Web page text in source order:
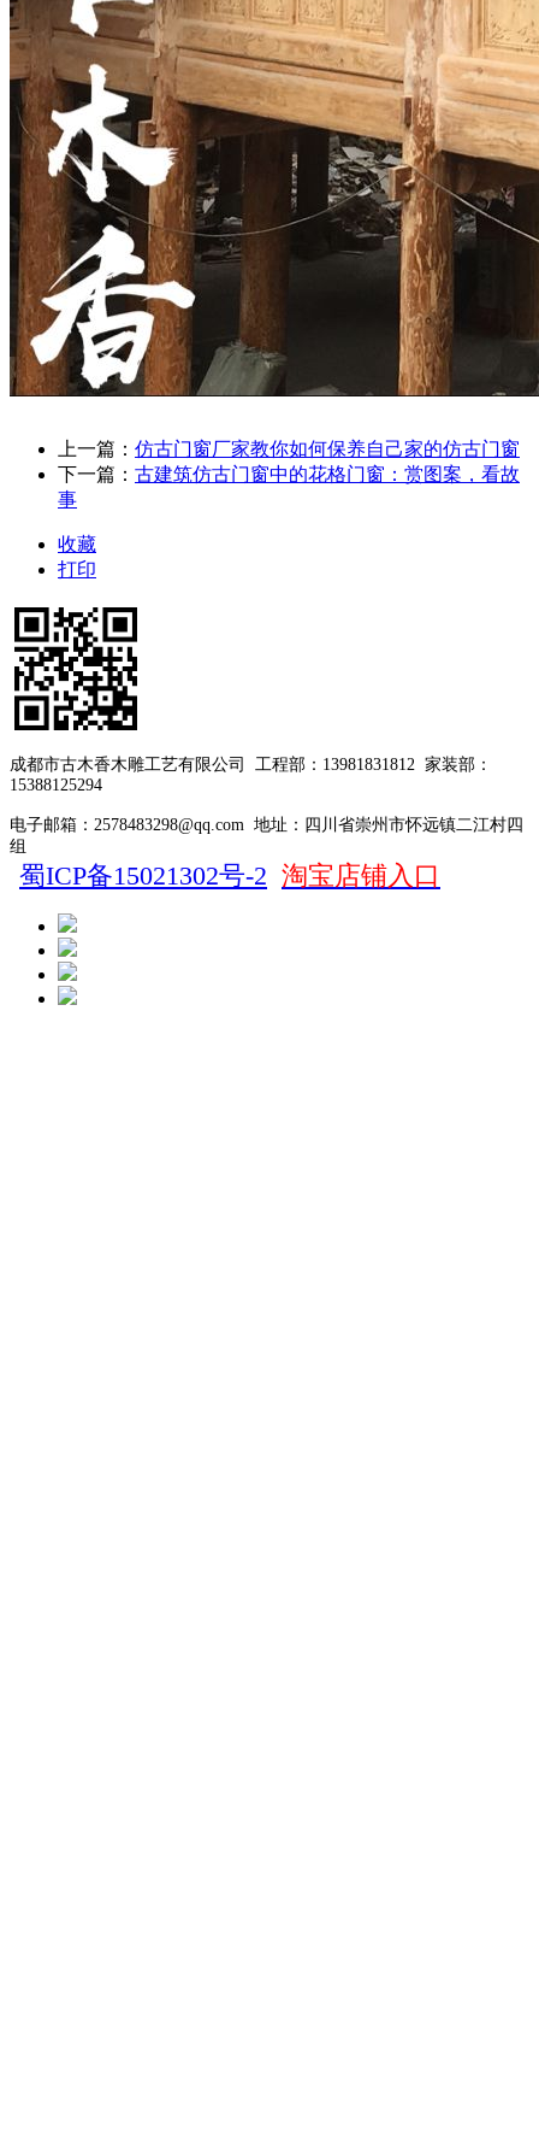
上一篇： 仿古门窗厂家教你如何保养自己家的仿古门窗
下一篇： 古建筑仿古门窗中的花格门窗：赏图案，看故
事
收藏
打印
成都市古木香木雕工艺有限公司 工程部：13981831812 家装部：
15388125294
电子邮箱：2578483298@qq.com 地址：四川省崇州市怀远镇二江村四
组
蜀ICP备15021302号-2 淘宝店铺入口